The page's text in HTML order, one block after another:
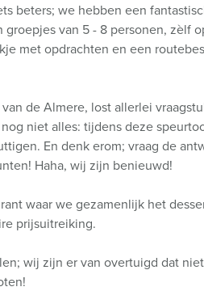
beters; we hebben een
van 5 - 8 personen, zèlf
met opdrachten en een
de Almere, lost allerlei
niet alles: tijdens deze
En denk erom; vraag de
Haha, wij zijn benieuwd!
waar we gezamenlijk het
prijsuitreiking.
wij zijn er van overtuigd dat